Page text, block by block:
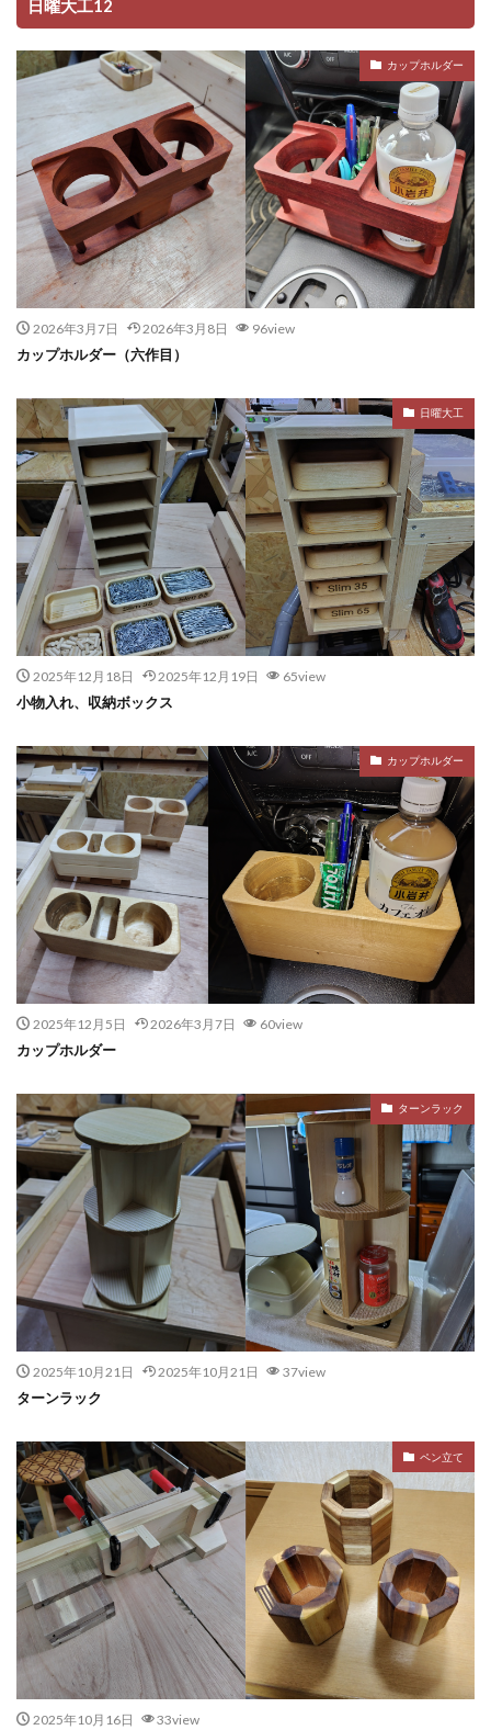
日曜大工12
カップホルダー
2026年3月7日 2026年3月8日 96view
カップホルダー（六作目）
日曜大工
2025年12月18日 2025年12月19日 65view
小物入れ、収納ボックス
カップホルダー
2025年12月5日 2026年3月7日 60view
カップホルダー
ターンラック
2025年10月21日 2025年10月21日 37view
ターンラック
ペン立て
2025年10月16日 33view